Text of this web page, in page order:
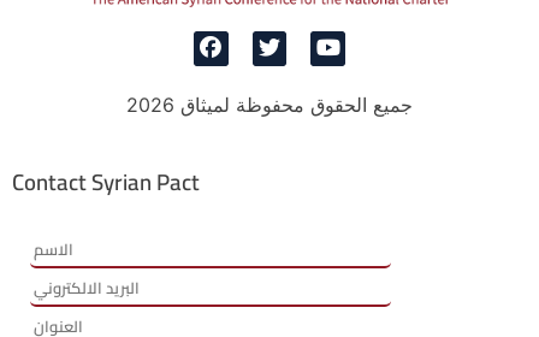
جميع الحقوق محفوظة لميثاق 2026
Contact Syrian Pact